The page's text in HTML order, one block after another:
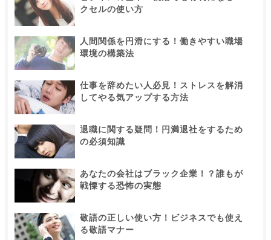
クセルの使い方
人間関係を円滑にする！働きやすい職場
環境の構築法
仕事を辞めたい人必見！ストレスを解消
してやる気アップする方法
退職に関する疑問！円満退社をするため
の必須知識
あなたの会社はブラック企業！？誰もが
戦慄する恐怖の実態
敬語の正しい使い方！ビジネスでも使え
る敬語マナー